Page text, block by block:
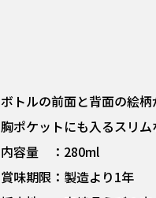
ボトルの前面と背面の絵
胸ポケットにも入るスリム
内容量 ：280ml
賞味期限：製造より1年